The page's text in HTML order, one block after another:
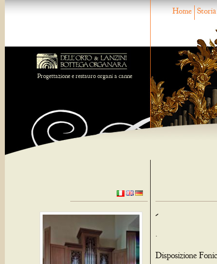
Home Storia
Progettazione e restauro organi a canne
-
.
Disposizione